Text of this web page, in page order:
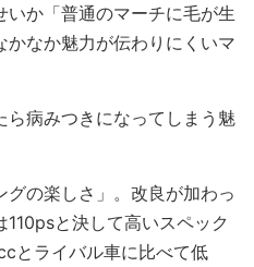
いか「普通のマーチに毛が生
かなか魅力が伝わりにくいマ
病みつきになってしまう魅
の楽しさ」。改良が加わっ
と決して高いスペック
とライバル車に比べて低